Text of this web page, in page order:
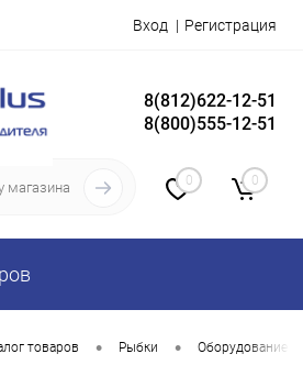
Вход Регистрация
8(812)622-12-51
8(800)555-12-51
0 0
товаров • Рыбки • Оборудование